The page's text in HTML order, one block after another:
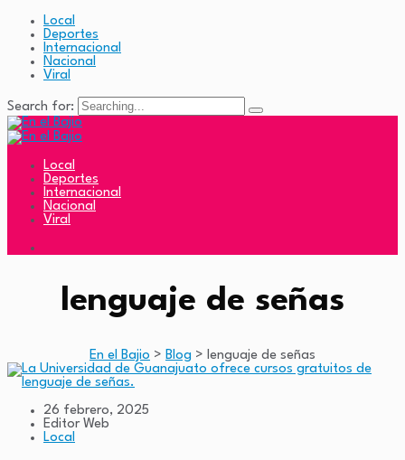
Local
Deportes
Internacional
Nacional
Viral
Search for:
Local
Deportes
Internacional
Nacional
Viral
lenguaje de señas
En el Bajio > Blog > lenguaje de señas
26 febrero, 2025
Editor Web
Local